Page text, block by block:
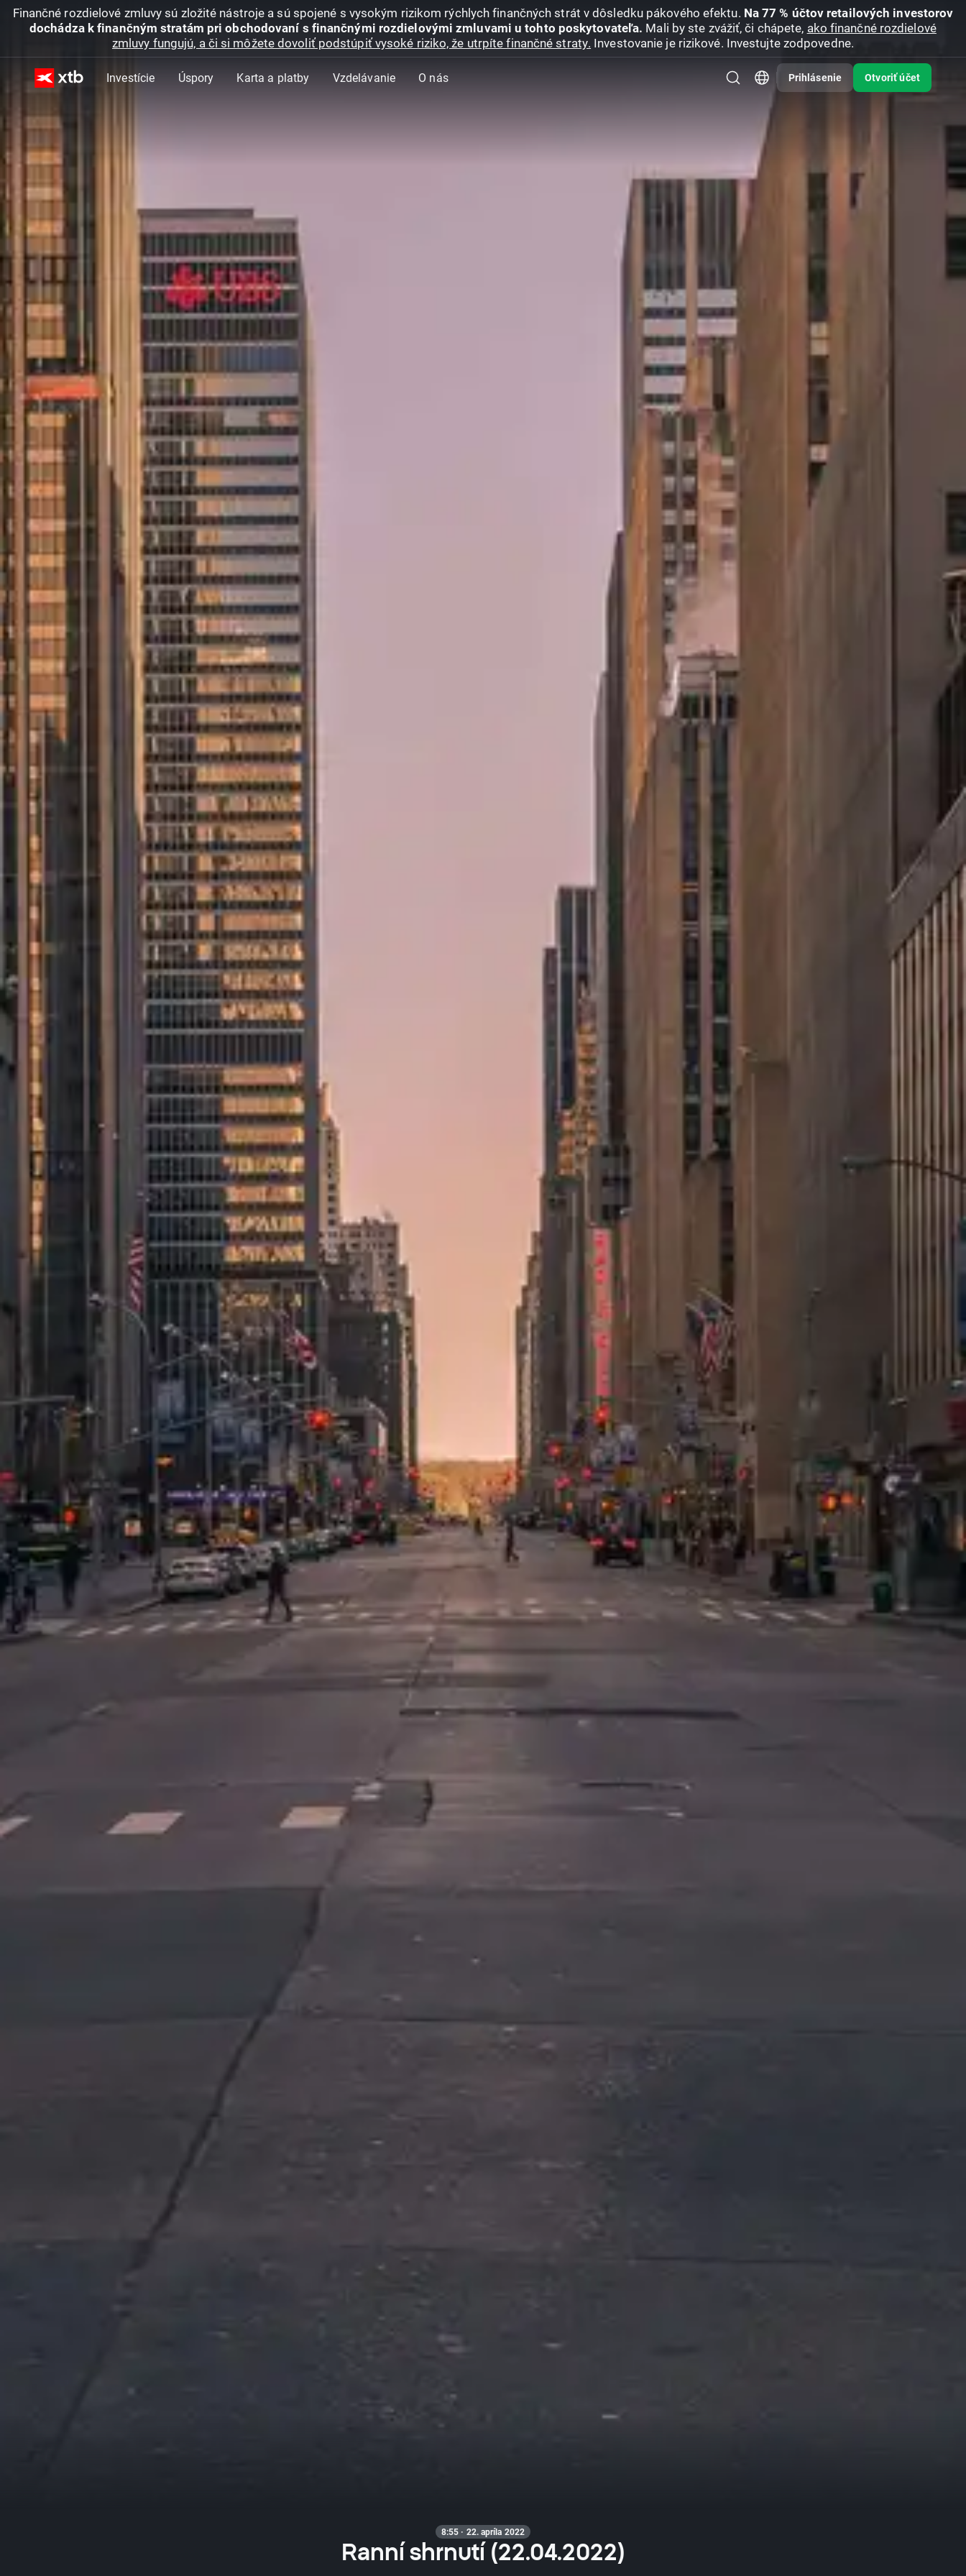
Finančné rozdielové zmluvy sú zložité nástroje a sú spojené s vysokým rizikom rýchlych finančných strát v dôsledku pákového efektu. Na 77 % účtov retailových investorov
dochádza k finančným stratám pri obchodovaní s finančnými rozdielovými zmluvami u tohto poskytovateľa. Mali by ste zvážiť, či chápete, ako finančné rozdielové
zmluvy fungujú, a či si môžete dovoliť podstúpiť vysoké riziko, že utrpíte finančné straty. Investovanie je rizikové. Investujte zodpovedne.
Investície Úspory Karta a platby Vzdelávanie O nás Prihlásenie Otvoriť účet
8:55 · 22. apríla 2022
Ranní shrnutí (22.04.2022)